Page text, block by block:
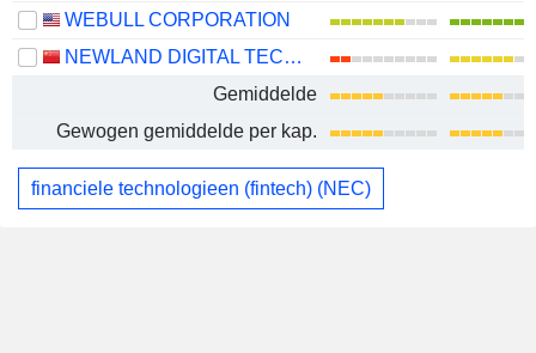
WEBULL CORPORATION
NEWLAND DIGITAL TECHNOLOGY CO.,LTD.
Gemiddelde
Gewogen gemiddelde per kap.
financiele technologieen (fintech) (NEC)